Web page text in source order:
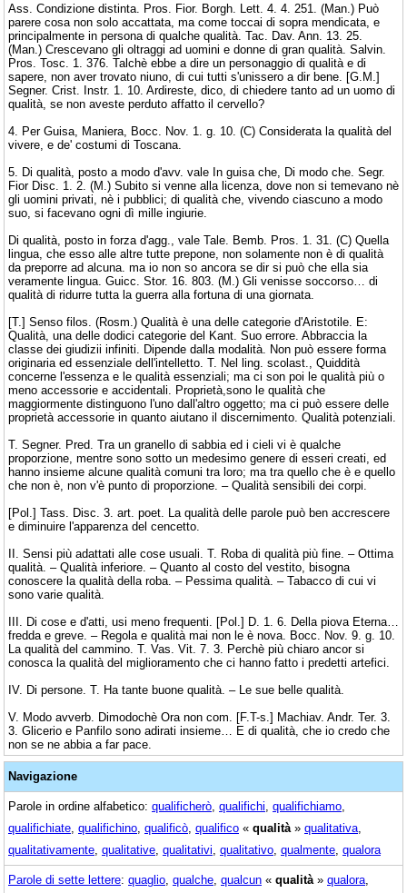
Ass. Condizione distinta. Pros. Fior. Borgh. Lett. 4. 4. 251. (Man.) Può
parere cosa non solo accattata, ma come toccai di sopra mendicata, e
principalmente in persona di qualche qualità. Tac. Dav. Ann. 13. 25.
(Man.) Crescevano gli oltraggi ad uomini e donne di gran qualità. Salvin.
Pros. Tosc. 1. 376. Talchè ebbe a dire un personaggio di qualità e di
sapere, non aver trovato niuno, di cui tutti s'unissero a dir bene. [G.M.]
Segner. Crist. Instr. 1. 10. Ardireste, dico, di chiedere tanto ad un uomo di
qualità, se non aveste perduto affatto il cervello?
4. Per Guisa, Maniera, Bocc. Nov. 1. g. 10. (C) Considerata la qualità del
vivere, e de' costumi di Toscana.
5. Di qualità, posto a modo d'avv. vale In guisa che, Di modo che. Segr.
Fior Disc. 1. 2. (M.) Subito si venne alla licenza, dove non si temevano nè
gli uomini privati, nè i pubblici; di qualità che, vivendo ciascuno a modo
suo, si facevano ogni dì mille ingiurie.
Di qualità, posto in forza d'agg., vale Tale. Bemb. Pros. 1. 31. (C) Quella
lingua, che esso alle altre tutte prepone, non solamente non è di qualità
da preporre ad alcuna. ma io non so ancora se dir si può che ella sia
veramente lingua. Guicc. Stor. 16. 803. (M.) Gli venisse soccorso… di
qualità di ridurre tutta la guerra alla fortuna di una giornata.
[T.] Senso filos. (Rosm.) Qualità è una delle categorie d'Aristotile. E:
Qualità, una delle dodici categorie del Kant. Suo errore. Abbraccia la
classe dei giudizii infiniti. Dipende dalla modalità. Non può essere forma
originaria ed essenziale dell'intelletto. T. Nel ling. scolast., Quiddità
concerne l'essenza e le qualità essenziali; ma ci son poi le qualità più o
meno accessorie e accidentali. Proprietà,sono le qualità che
maggiormente distinguono l'uno dall'altro oggetto; ma ci può essere delle
proprietà accessorie in quanto aiutano il discernimento. Qualità potenziali.
T. Segner. Pred. Tra un granello di sabbia ed i cieli vi è qualche
proporzione, mentre sono sotto un medesimo genere di esseri creati, ed
hanno insieme alcune qualità comuni tra loro; ma tra quello che è e quello
che non è, non v'è punto di proporzione. – Qualità sensibili dei corpi.
[Pol.] Tass. Disc. 3. art. poet. La qualità delle parole può ben accrescere
e diminuire l'apparenza del cencetto.
II. Sensi più adattati alle cose usuali. T. Roba di qualità più fine. – Ottima
qualità. – Qualità inferiore. – Quanto al costo del vestito, bisogna
conoscere la qualità della roba. – Pessima qualità. – Tabacco di cui vi
sono varie qualità.
III. Di cose e d'atti, usi meno frequenti. [Pol.] D. 1. 6. Della piova Eterna…
fredda e greve. – Regola e qualità mai non le è nova. Bocc. Nov. 9. g. 10.
La qualità del cammino. T. Vas. Vit. 7. 3. Perchè più chiaro ancor si
conosca la qualità del miglioramento che ci hanno fatto i predetti artefici.
IV. Di persone. T. Ha tante buone qualità. – Le sue belle qualità.
V. Modo avverb. Dimodochè Ora non com. [F.T-s.] Machiav. Andr. Ter. 3.
3. Glicerio e Panfilo sono adirati insieme… E di qualità, che io credo che
non se ne abbia a far pace.
Navigazione
Parole in ordine alfabetico: qualificherò qualifichi qualifichiamo
qualifichiate qualifichino qualificò qualifico « qualità » qualitativa
qualitativamente qualitative qualitativi qualitativo qualmente qualora
Parole di sette lettere: quaglio qualche qualcun « qualità » qualora